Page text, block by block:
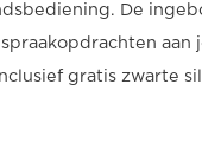
De
aan
gratis zwarte